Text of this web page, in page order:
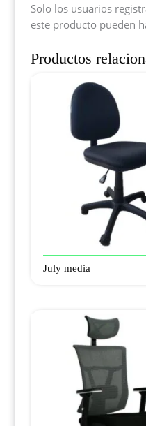
Solo los usuarios
este producto pueden
Productos
July media